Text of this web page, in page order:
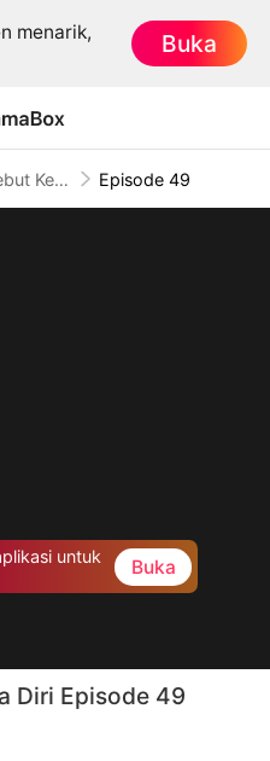
menarik,
Buka
Merebut Kembali Harga Diri Episode 49
untuk
Buka
Diri Episode 49